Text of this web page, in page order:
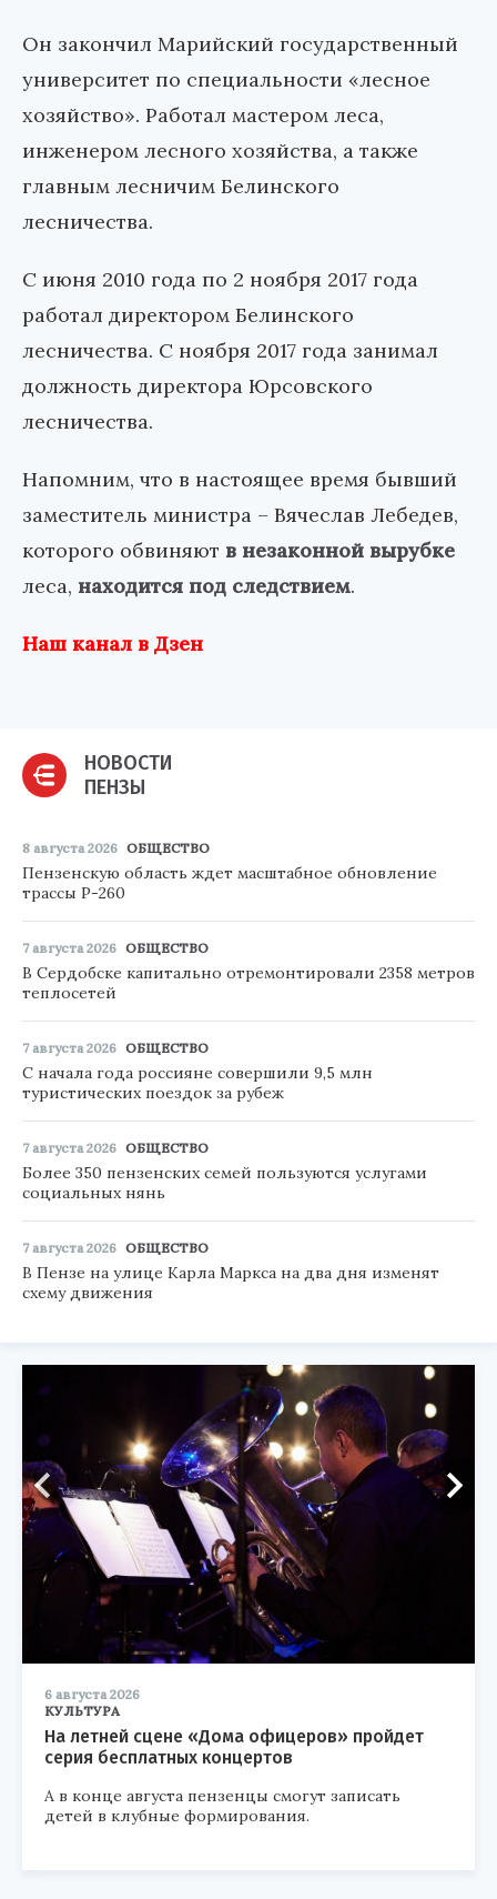
Он закончил Марийский государственный
университет по специальности «лесное
хозяйство». Работал мастером леса,
инженером лесного хозяйства, а также
главным лесничим Белинского
лесничества.
С июня 2010 года по 2 ноября 2017 года
работал директором Белинского
лесничества. С ноября 2017 года занимал
должность директора Юрсовского
лесничества.
Напомним, что в настоящее время бывший
заместитель министра – Вячеслав Лебедев,
которого обвиняют в незаконной вырубке
леса, находится под следствием.
Наш канал в Дзен
НОВОСТИ
ПЕНЗЫ
8 августа 2026 ОБЩЕСТВО
Пензенскую область ждет масштабное обновление
трассы Р-260
7 августа 2026 ОБЩЕСТВО
В Сердобске капитально отремонтировали 2358 метров
теплосетей
7 августа 2026 ОБЩЕСТВО
С начала года россияне совершили 9,5 млн
туристических поездок за рубеж
7 августа 2026 ОБЩЕСТВО
Более 350 пензенских семей пользуются услугами
социальных нянь
7 августа 2026 ОБЩЕСТВО
В Пензе на улице Карла Маркса на два дня изменят
схему движения
6 августа 2026
КУЛЬТУРА
На летней сцене «Дома офицеров» пройдет
серия бесплатных концертов
А в конце августа пензенцы смогут записать
детей в клубные формирования.